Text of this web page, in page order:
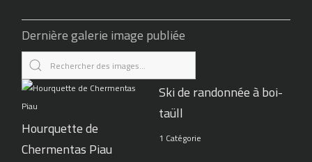
Jacques Jougla
Lorena COROIU
Sébastien Bax
Dernière galerie image publiée
Hourquette de
Chermentas Piau
Ski de randonnée à boi-
taüll
1 Catégorie